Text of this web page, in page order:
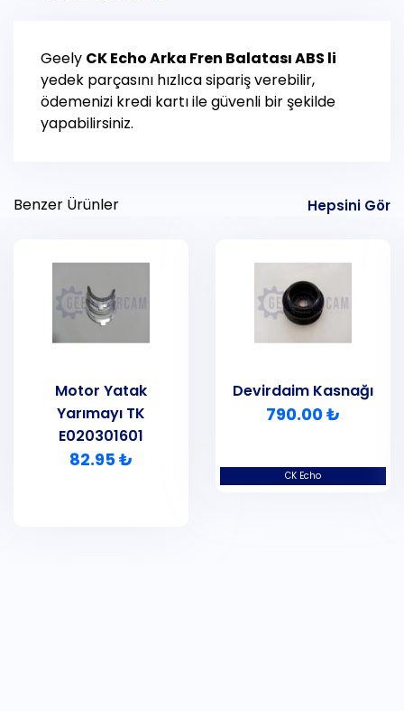
Geely CK EchoArka Fren Balatası ABS li
yedek parçasını hızlıca sipariş verebilir,
ödemenizi kredi kartı ile güvenli bir şekilde
yapabilirsiniz.
Benzer Ürünler Hepsini Gör
Motor Yatak
Yarımayı TK
E020301601
82.95 ₺
CK Echo
Devirdaim Kasnağı
790.00 ₺